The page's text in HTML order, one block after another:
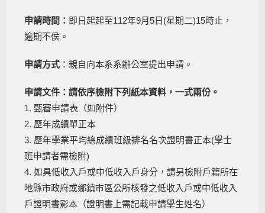
申請時間： 即日起起至112年9月5日(星期二)15時止，
逾期不侯。
申請方式 ：親自向本系系辦公室提出申請。
申請文件：請依序檢附下列紙本資料，一式兩份。
1. 甄審申請表（如附件）
2. 歷年成績單正本
3. 歷年學業平均總成績班級排名名次證明書正本(學士
班申請者需檢附)
4. 如具低收入戶或中低收入戶身分，請另檢附戶籍所在
地縣市政府或鄉鎮市區公所核發之低收入戶或中低收入
戶證明書影本（證明書上需記載申請學生姓名）